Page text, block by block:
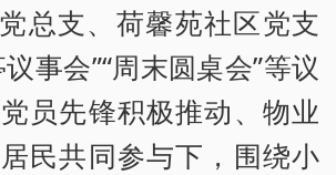
总支、荷馨苑社区党支
事会”“周末圆桌会”等议
员先锋积极推动、物业
民共同参与下，围绕小